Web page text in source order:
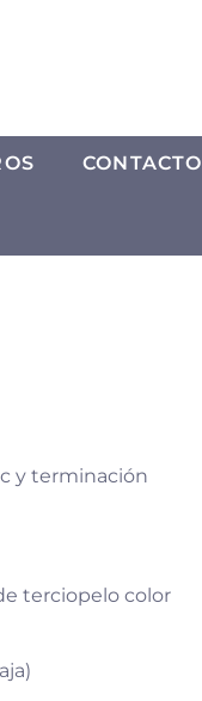
CONTACTO
y terminación
terciopelo color